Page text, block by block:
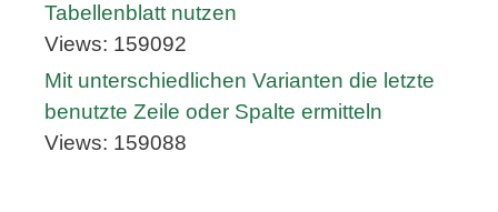
Tabellenblatt nutzen
Views: 159092
Mit unterschiedlichen Varianten die letzte
benutzte Zeile oder Spalte ermitteln
Views: 159088